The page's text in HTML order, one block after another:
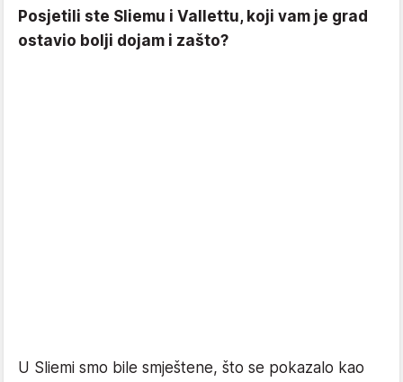
Posjetili ste Sliemu i Vallettu, koji vam je grad
ostavio bolji dojam i zašto?
U Sliemi smo bile smještene, što se pokazalo kao